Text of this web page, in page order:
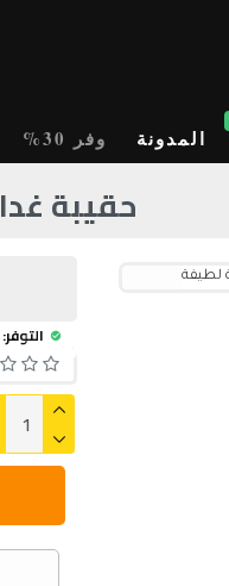
المدونة وفر 30%
حقيبة
التوفر: